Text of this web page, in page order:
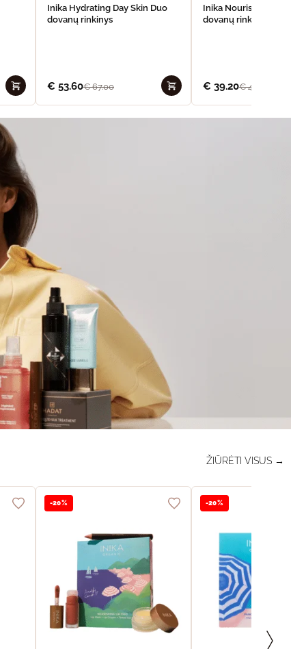
Inika Hydrating Day Skin Duo
dovanų rinkinys
€ 53.60€67.00
Inika Nourishing Lip
dovanų rinkinys
€ 39.20€49.00
ŽIŪRĖTI VISUS →
-20% -20%